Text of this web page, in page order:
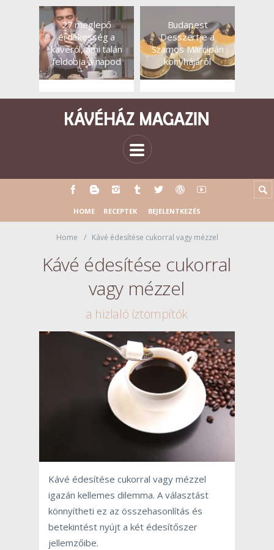
27 meglepő
érdekesség a
kávéról, ami talán
feldobja a napod
Budapest
Desszertje a
Szamos Marcipán
konyhájáról
HOME RECEPTEK BEJELENTKEZÉS
Home Kávé édesítése cukorral vagy mézzel
Kávé édesítése cukorral
vagy mézzel
a hizlaló íztompítók
Kávé édesítése cukorral vagy mézzel
igazán kellemes dilemma. A választást
könnyítheti ez az összehasonlítás és
betekintést nyújt a két édesítőszer
jellemzőibe.